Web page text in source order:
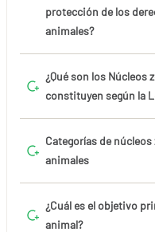
protección de los
animales?
¿Qué son los Núcleos
constituyen según la
Categorías de
animales
¿Cuál es el objetivo
animal?